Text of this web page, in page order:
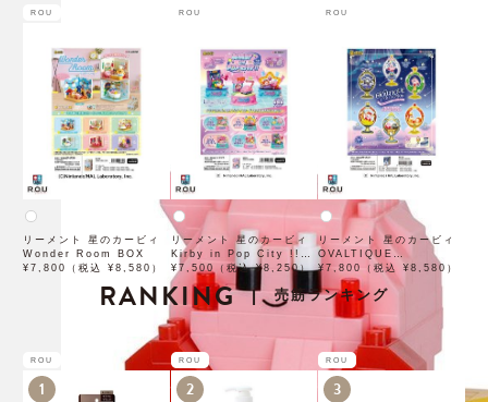
ROU
リーメント 星のカービィ
Wonder Room BOX
¥7,800（税込 ¥8,580）
ROU
リーメント 星のカービィ
Kirby in Pop City !!
BOX
¥7,500（税込 ¥8,250）
ROU
リーメント 星のカービィ
OVALTIQUE
COLLECTION BOX
¥7,800（税込 ¥8,580）
RANKING | 売筋ランキング
ROU
1
ROU
2
ROU
3